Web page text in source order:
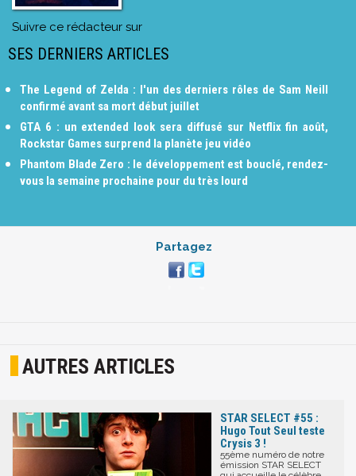
Suivre ce rédacteur sur
SES DERNIERS ARTICLES
The Legend of Zelda : l'un des derniers rôles de Sam Neill
confirmé avant sa mort début juillet
GTA 6 : un extended look sera diffusé sur Netflix fin août,
Rockstar Games surprend la planète jeu vidéo
Phantom Blade Zero : le développement est bouclé, rendez-
vous la semaine prochaine pour du très lourd
Partagez
AUTRES ARTICLES
STAR SELECT #55 :
Hugo Tout Seul teste
Crysis 3 !
55ème numéro de notre
émission STAR SELECT